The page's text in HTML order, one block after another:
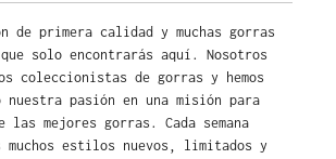
de primera calidad y muchas gorras
solo encontrarás aquí. Nosotros
coleccionistas de gorras y hemos
nuestra pasión en una misión para
las mejores gorras. Cada semana
muchos estilos nuevos, limitados y